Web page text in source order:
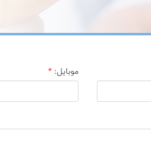
موبایل:*